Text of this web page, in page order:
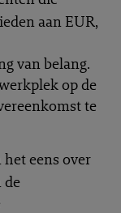
aan EUR,
van belang.
op de
te
eens over
de